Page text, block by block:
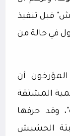
قبل تنفيذ
في حالة من
أن
المشتقة
وقد حرفها
الحشيش